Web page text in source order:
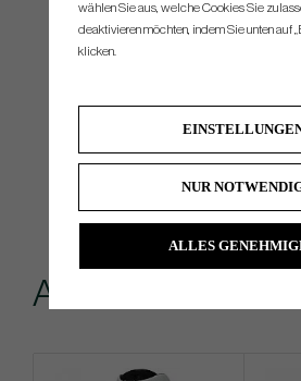
Andere kauften...
wählen Sie aus, welche Cookies Sie
deaktivieren möchten, indem Sie unten auf
klicken.
NUR
ALLES